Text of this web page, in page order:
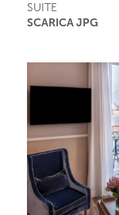
SUITE
SCARICA JPG